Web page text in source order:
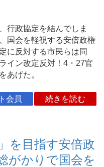
行政協定を結んでしま
国会を軽視する安倍政権
に反対する市民らは同
イン改定反対！4・27官
あげた。
会員 続きを読む
を目指す安倍政
がかりで国会を